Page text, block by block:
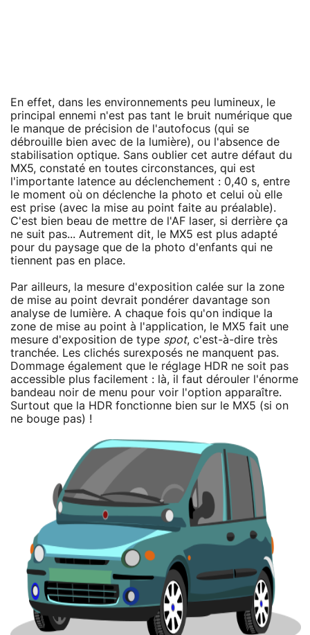
En effet, dans les environnements peu lumineux, le
principal ennemi n'est pas tant le bruit numérique que
le manque de précision de l'autofocus (qui se
débrouille bien avec de la lumière), ou l'absence de
stabilisation optique. Sans oublier cet autre défaut du
MX5, constaté en toutes circonstances, qui est
l'importante latence au déclenchement : 0,40 s, entre
le moment où on déclenche la photo et celui où elle
est prise (avec la mise au point faite au préalable).
C'est bien beau de mettre de l'AF laser, si derrière ça
ne suit pas... Autrement dit, le MX5 est plus adapté
pour du paysage que de la photo d'enfants qui ne
tiennent pas en place.
Par ailleurs, la mesure d'exposition calée sur la zone
de mise au point devrait pondérer davantage son
analyse de lumière. A chaque fois qu'on indique la
zone de mise au point à l'application, le MX5 fait une
mesure d'exposition de type spot, c'est-à-dire très
tranchée. Les clichés surexposés ne manquent pas.
Dommage également que le réglage HDR ne soit pas
accessible plus facilement : là, il faut dérouler l'énorme
bandeau noir de menu pour voir l'option apparaître.
Surtout que la HDR fonctionne bien sur le MX5 (si on
ne bouge pas) !